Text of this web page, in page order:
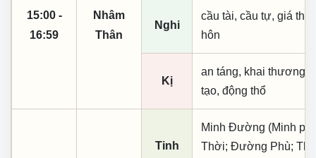
15:00 -
16:59
Nhâm
Thân
Nghi
cầu tài, cầu tự, giá
hôn
Kị
an táng, khai thương
tạo, động thổ
Tinh
Minh Đường (Minh
Thời; Đường Phù;